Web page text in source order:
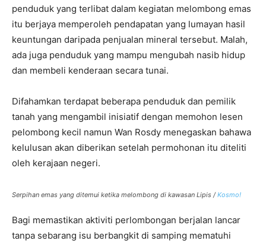
penduduk yang terlibat dalam kegiatan melombong emas
itu berjaya memperoleh pendapatan yang lumayan hasil
keuntungan daripada penjualan mineral tersebut. Malah,
ada juga penduduk yang mampu mengubah nasib hidup
dan membeli kenderaan secara tunai.
Difahamkan terdapat beberapa penduduk dan pemilik
tanah yang mengambil inisiatif dengan memohon lesen
pelombong kecil namun Wan Rosdy menegaskan bahawa
kelulusan akan diberikan setelah permohonan itu diteliti
oleh kerajaan negeri.
Serpihan emas yang ditemui ketika melombong di kawasan Lipis /Kosmo!
Bagi memastikan aktiviti perlombongan berjalan lancar
tanpa sebarang isu berbangkit di samping mematuhi